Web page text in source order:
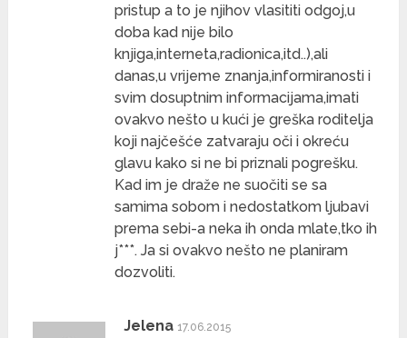
pristup a to je njihov vlasititi odgoj,u
doba kad nije bilo
knjiga,interneta,radionica,itd..),ali
danas,u vrijeme znanja,informiranosti i
svim dosuptnim informacijama,imati
ovakvo nešto u kući je greška roditelja
koji najčešće zatvaraju oči i okreću
glavu kako si ne bi priznali pogrešku.
Kad im je draže ne suočiti se sa
samima sobom i nedostatkom ljubavi
prema sebi-a neka ih onda mlate,tko ih
j***. Ja si ovakvo nešto ne planiram
dozvoliti.
Jelena 17.06.2015